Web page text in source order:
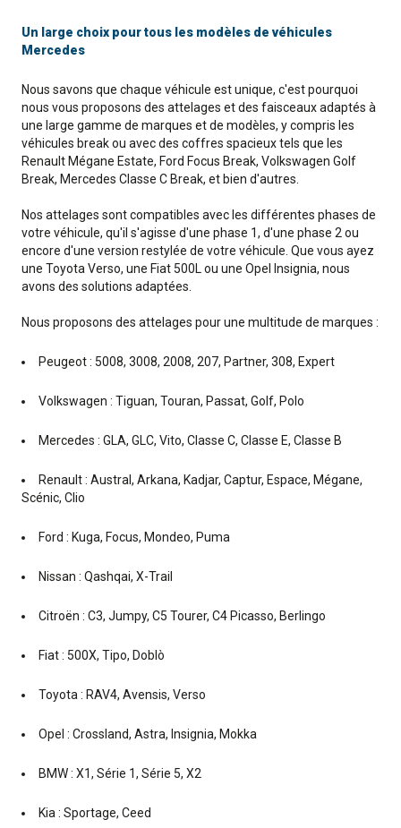
Un large choix pour tous les modèles de véhicules
Mercedes
Nous savons que chaque véhicule est unique, c'est pourquoi
nous vous proposons des attelages et des faisceaux adaptés à
une large gamme de marques et de modèles, y compris les
véhicules break ou avec des coffres spacieux tels que les
Renault Mégane Estate, Ford Focus Break, Volkswagen Golf
Break, Mercedes Classe C Break, et bien d'autres.
Nos attelages sont compatibles avec les différentes phases de
votre véhicule, qu'il s'agisse d'une phase 1, d'une phase 2 ou
encore d'une version restylée de votre véhicule. Que vous ayez
une Toyota Verso, une Fiat 500L ou une Opel Insignia, nous
avons des solutions adaptées.
Nous proposons des attelages pour une multitude de marques :
Peugeot : 5008, 3008, 2008, 207, Partner, 308, Expert
Volkswagen : Tiguan, Touran, Passat, Golf, Polo
Mercedes : GLA, GLC, Vito, Classe C, Classe E, Classe B
Renault : Austral, Arkana, Kadjar, Captur, Espace, Mégane,
Scénic, Clio
Ford : Kuga, Focus, Mondeo, Puma
Nissan : Qashqai, X-Trail
Citroën : C3, Jumpy, C5 Tourer, C4 Picasso, Berlingo
Fiat : 500X, Tipo, Doblò
Toyota : RAV4, Avensis, Verso
Opel : Crossland, Astra, Insignia, Mokka
BMW : X1, Série 1, Série 5, X2
Kia : Sportage, Ceed